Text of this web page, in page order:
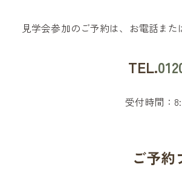
見学会参加のご予約は、お電話ま
TEL.
受付時間：
ご予約